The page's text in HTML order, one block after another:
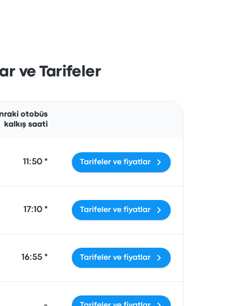
ve Tarifeler
otobüs
kalkış saati
11:50 * Tarifeler ve fiyatlar
17:10 * Tarifeler ve fiyatlar
16:55 * Tarifeler ve fiyatlar